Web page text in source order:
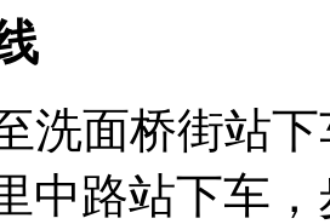
洗面桥街站
中路站下车